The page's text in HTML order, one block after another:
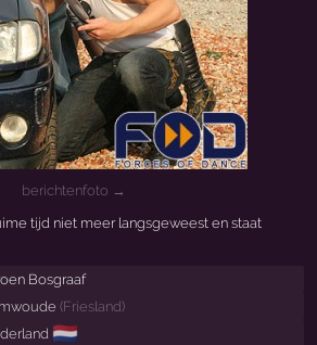
berichtenfoto →
tijd niet meer langsgeweest en staat
Bosgraaf
(Friesland)
🇳🇱